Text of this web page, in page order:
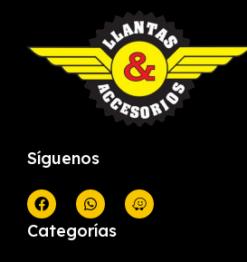
Síguenos
Categorías